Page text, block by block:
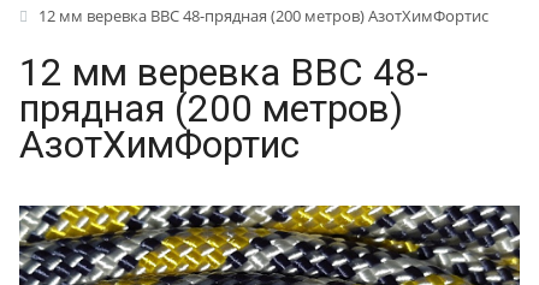
12 мм веревка ВВС 48-прядная (200 метров) АзотХимФортис
12 мм веревка ВВС 48-
прядная (200 метров)
АзотХимФортис